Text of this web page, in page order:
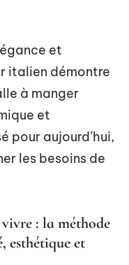
et
italien démontre
à manger
et
pour aujourd’hui,
les besoins de
: la méthode
esthétique et